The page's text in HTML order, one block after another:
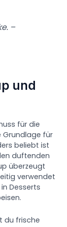
–
und
für die
Grundlage für
beliebt ist
duftenden
überzeugt
verwendet
Desserts
du frische